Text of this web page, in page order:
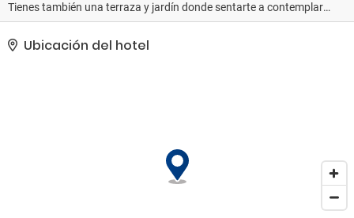
Tienes también una terraza y jardín donde sentarte a contemplar
el paisaje.. Hay un aparcamiento sin asistencia gratuito
disponible..
Ubicación del hotel